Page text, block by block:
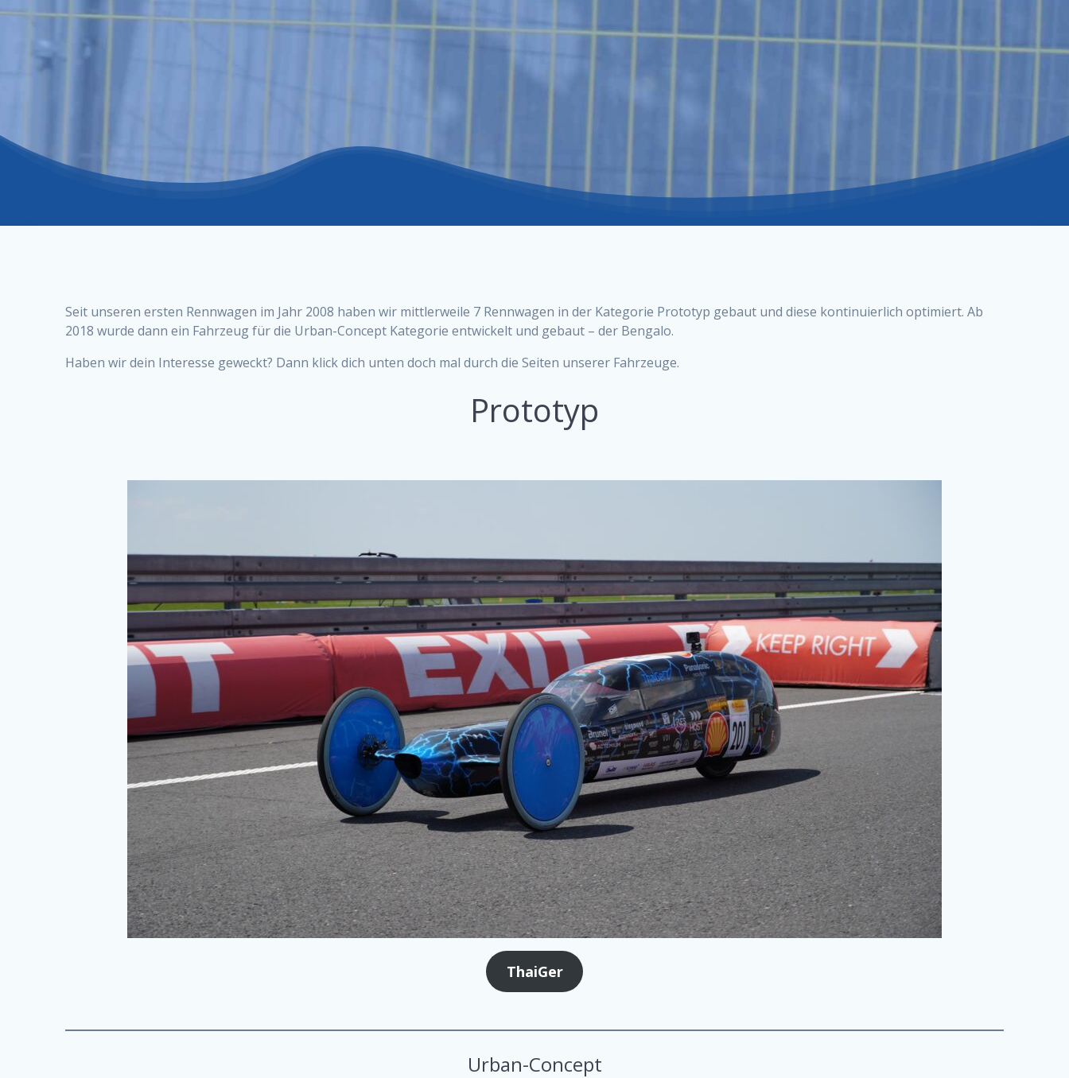
Seit unseren ersten Rennwagen im Jahr 2008 haben wir mittlerweile 7 Rennwagen in der Kategorie Prototyp gebaut und diese kontinuierlich optimiert. Ab
2018 wurde dann ein Fahrzeug für die Urban-Concept Kategorie entwickelt und gebaut – der Bengalo.
Haben wir dein Interesse geweckt? Dann klick dich unten doch mal durch die Seiten unserer Fahrzeuge.
Prototyp
ThaiGer
Urban-Concept